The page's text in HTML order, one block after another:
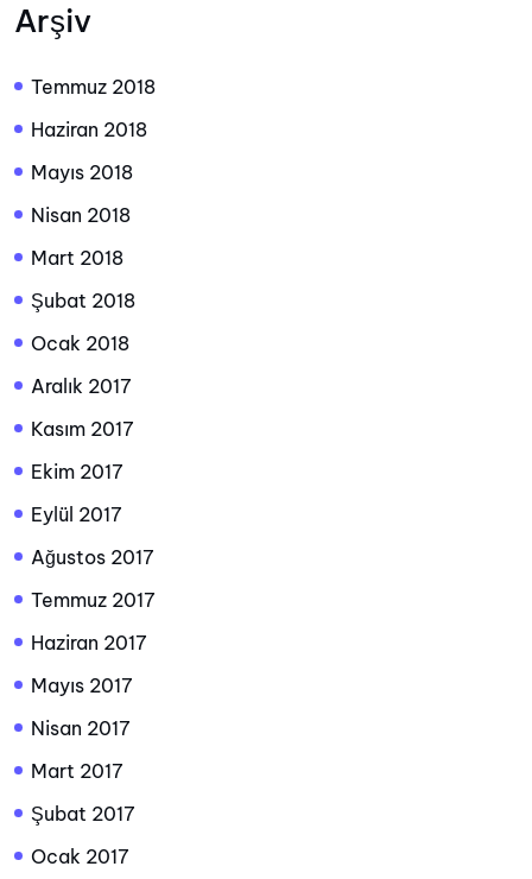
Arşiv
Temmuz 2018
Haziran 2018
Mayıs 2018
Nisan 2018
Mart 2018
Şubat 2018
Ocak 2018
Aralık 2017
Kasım 2017
Ekim 2017
Eylül 2017
Ağustos 2017
Temmuz 2017
Haziran 2017
Mayıs 2017
Nisan 2017
Mart 2017
Şubat 2017
Ocak 2017